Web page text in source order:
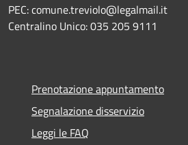
PEC: comune.treviolo@legalmail.it
Centralino Unico:035 205 9111
Prenotazione appuntamento
Segnalazione disservizio
Leggi le FAQ